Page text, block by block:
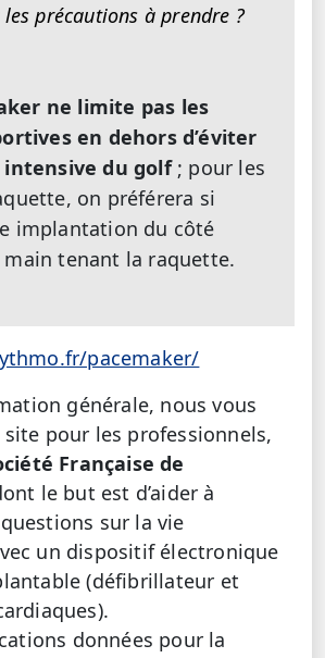
précautions à prendre ?
ne limite pas les
en dehors d’éviter
du golf; pour les
on préférera si
implantation du côté
main tenant la raquette.
pacemaker/
générale, nous vous
pour les professionnels,
Française de
le but est d’aider à
sur la vie
un dispositif électronique
(défibrillateur et
données pour la